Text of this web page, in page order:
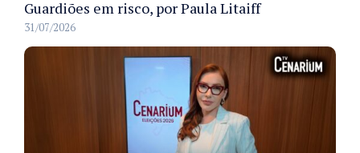
Guardiões em risco, por Paula Litaiff
31/07/2026